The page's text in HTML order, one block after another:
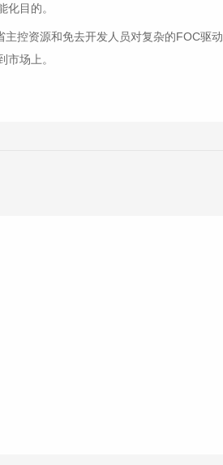
目的。
控资源和免去开发人员对复杂的FOC驱动
场上。